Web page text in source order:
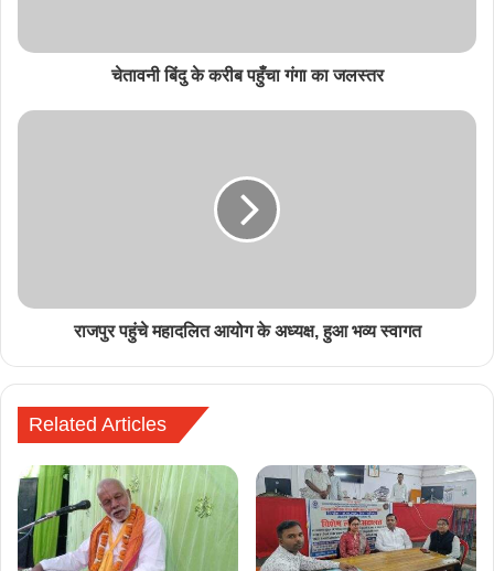
चेतावनी बिंदु के करीब पहुँचा गंगा का जलस्तर
राजपुर पहुंचे महादलित आयोग के अध्यक्ष, हुआ भव्य स्वागत
Related Articles